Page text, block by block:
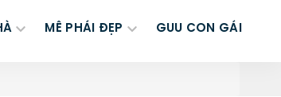
MÊ PHÁI ĐẸP GUU CON GÁI